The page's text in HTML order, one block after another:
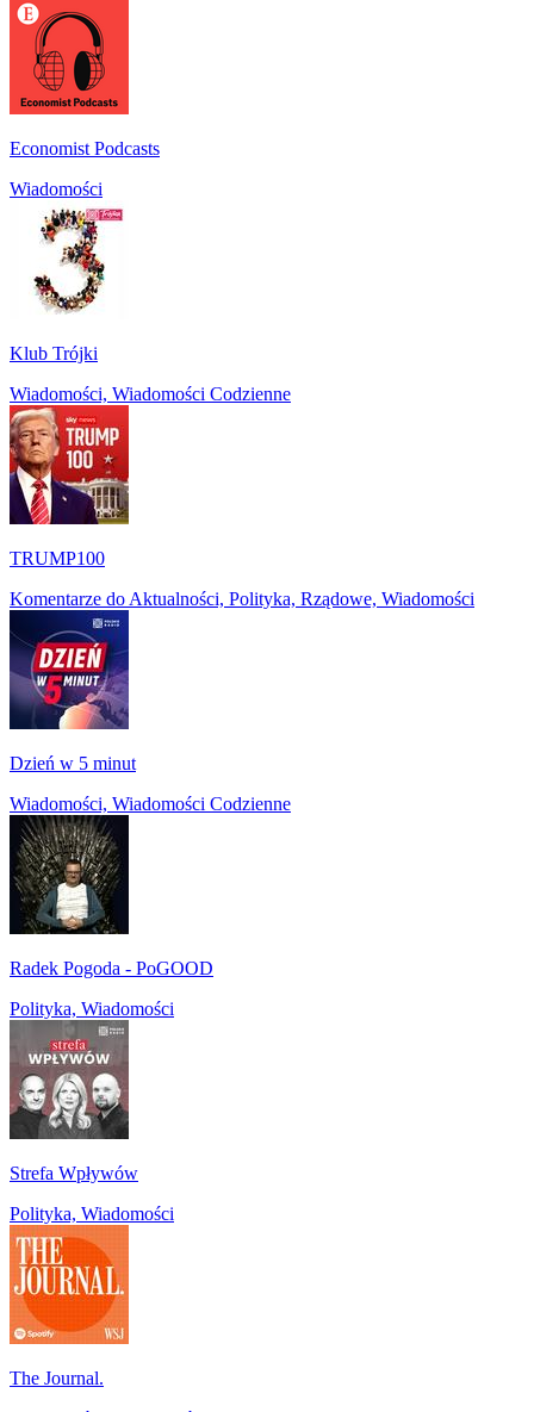
Economist Podcasts
Wiadomości
Klub Trójki
Wiadomości, Wiadomości Codzienne
TRUMP100
Komentarze do Aktualności, Polityka, Rządowe, Wiadomości
Dzień w 5 minut
Wiadomości, Wiadomości Codzienne
Radek Pogoda - PoGOOD
Polityka, Wiadomości
Strefa Wpływów
Polityka, Wiadomości
The Journal.